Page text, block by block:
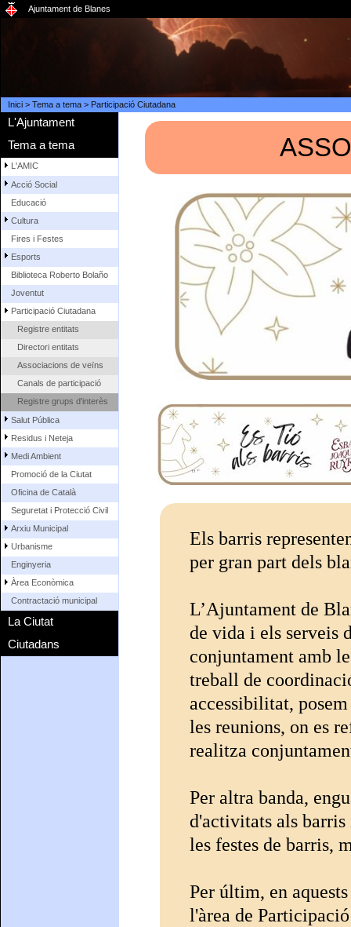
Ajuntament de Blanes
Inici> Tema a tema> Participació Ciutadana
L'Ajuntament
Tema a tema
L'AMIC
Acció Social
Educació
Cultura
Fires i Festes
Esports
Biblioteca Roberto Bolaño
Joventut
Participació Ciutadana
Registre entitats
Directori entitats
Associacions de veïns
Canals de participació
Registre grups d'interès
Salut Pública
Residus i Neteja
Medi Ambient
Promoció de la Ciutat
Oficina de Català
Seguretat i Protecció Civil
Arxiu Municipal
Urbanisme
Enginyeria
Àrea Econòmica
Contractació municipal
La Ciutat
Ciutadans
Els barris
per gran part dels
L’Ajuntament de
de vida i els serveis
conjuntament amb
treball de
accessibilitat,
les reunions, on es
realitza
Per altra banda,
d'activitats als barris
les festes de barris,
Per últim, en
l'àrea de